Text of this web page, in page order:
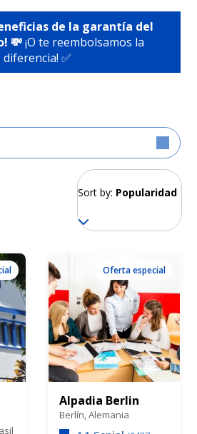
de la garantía del
💸¡O te reembolsamos la
diferencia! ✅
Sort by: Popularidad
Oferta especial
Alpadia Berlin
Berlín,Alemania